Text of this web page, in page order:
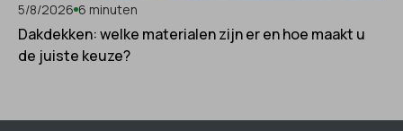
5/8/2026 6 minuten
Dakdekken: welke materialen zijn er en hoe maakt u
de juiste keuze?